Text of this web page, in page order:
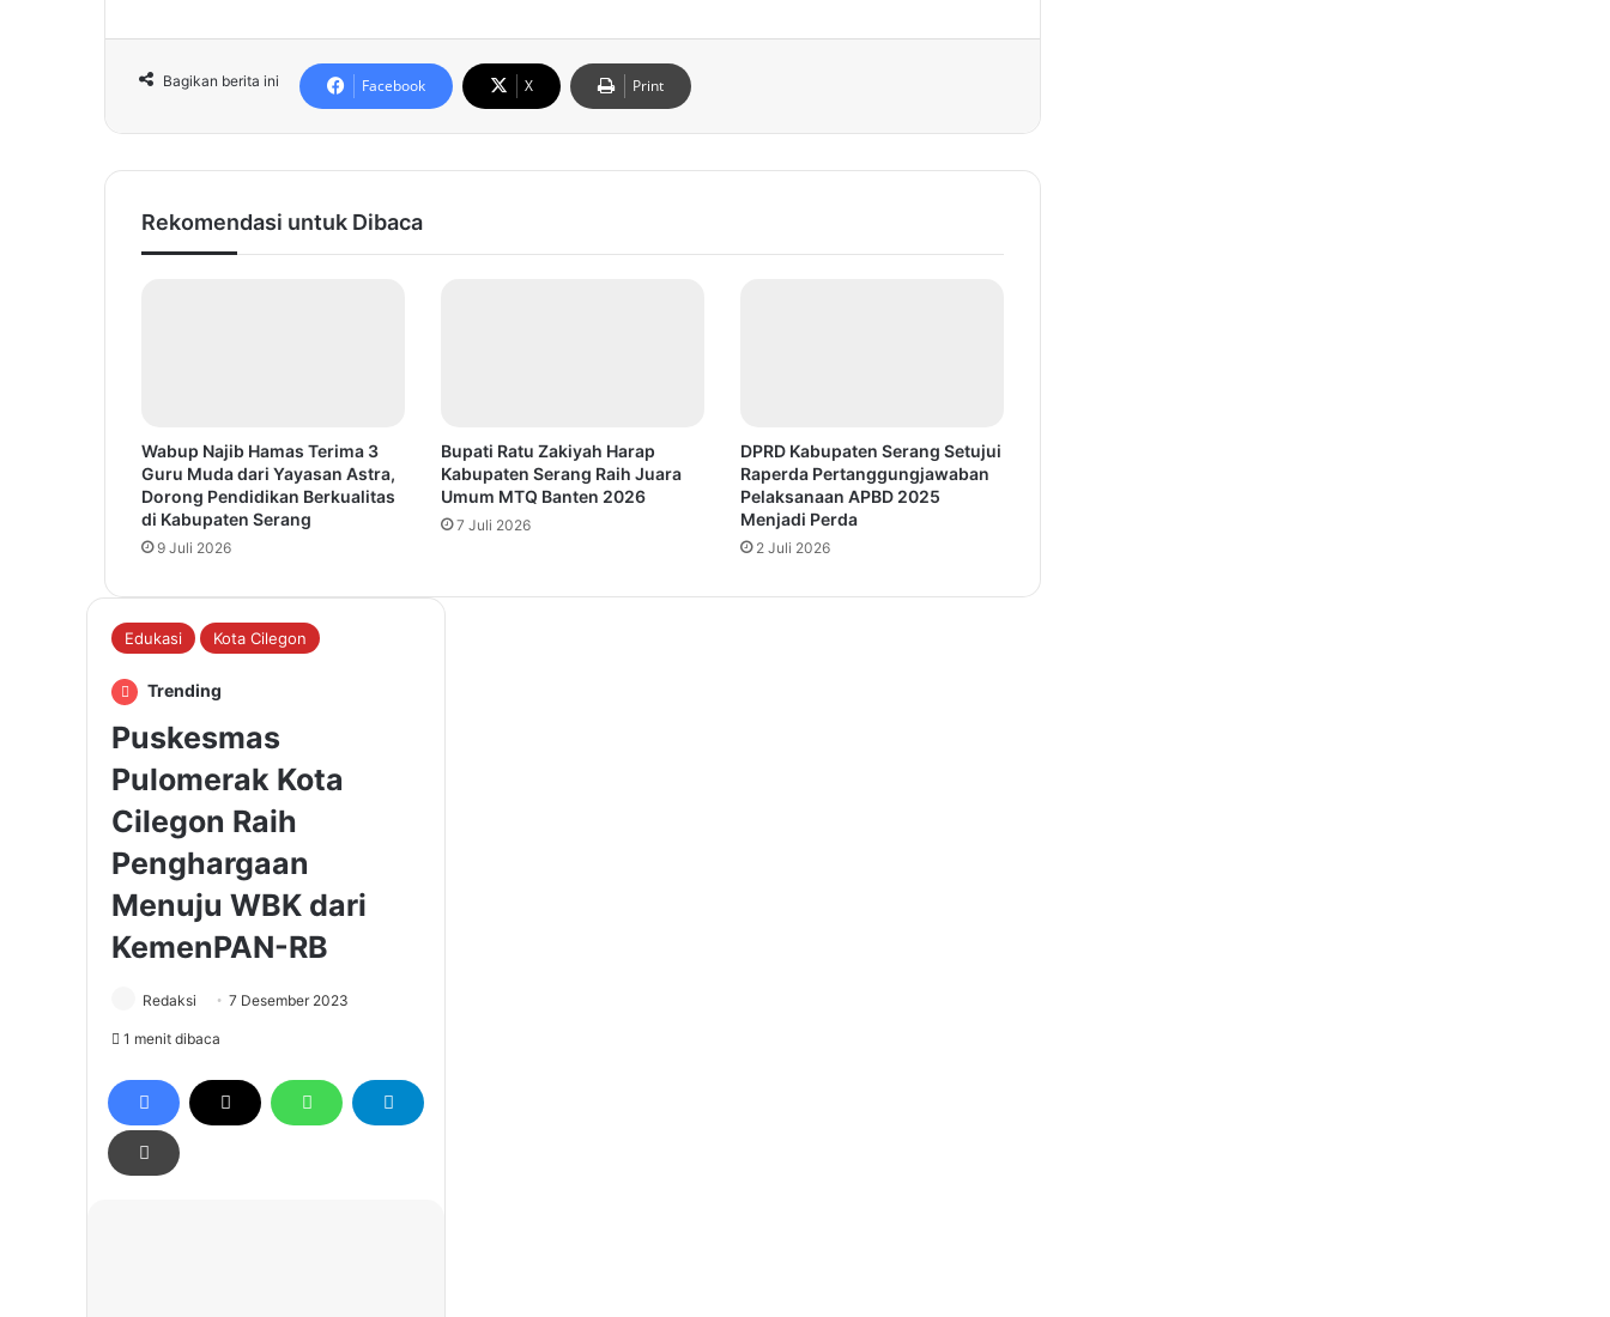
Bagikan berita ini Facebook X Print
Rekomendasi untuk Dibaca
Wabup Najib Hamas Terima 3
Guru Muda dari Yayasan Astra,
Dorong Pendidikan Berkualitas
di Kabupaten Serang
9 Juli 2026
Bupati Ratu Zakiyah Harap
Kabupaten Serang Raih Juara
Umum MTQ Banten 2026
7 Juli 2026
DPRD Kabupaten Serang Setujui
Raperda Pertanggungjawaban
Pelaksanaan APBD 2025
Menjadi Perda
2 Juli 2026